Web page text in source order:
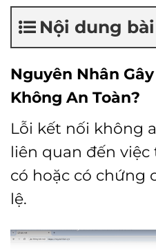
Nội dung
Nguyên Nhân
Không An Toàn?
Lỗi kết nối không
liên quan đến
có hoặc có chứng
lệ.